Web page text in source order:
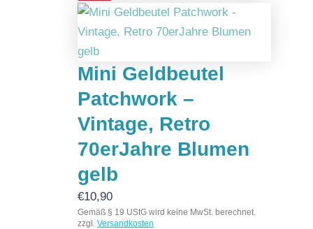
Mini Geldbeutel
Patchwork –
Vintage, Retro
70erJahre Blumen
gelb
€10,90
Gemäß § 19 UStG wird keine MwSt. berechnet.
zzgl. Versandkosten